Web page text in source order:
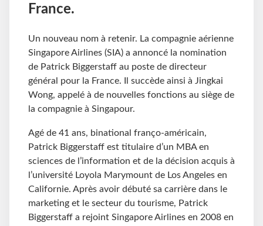
France.
Un nouveau nom à retenir. La compagnie aérienne
Singapore Airlines (SIA) a annoncé la nomination
de Patrick Biggerstaff au poste de directeur
général pour la France. Il succède ainsi à Jingkai
Wong, appelé à de nouvelles fonctions au siège de
la compagnie à Singapour.
Agé de 41 ans, binational franço-américain,
Patrick Biggerstaff est titulaire d’un MBA en
sciences de l’information et de la décision acquis à
l’université Loyola Marymount de Los Angeles en
Californie. Après avoir débuté sa carrière dans le
marketing et le secteur du tourisme, Patrick
Biggerstaff a rejoint Singapore Airlines en 2008 en